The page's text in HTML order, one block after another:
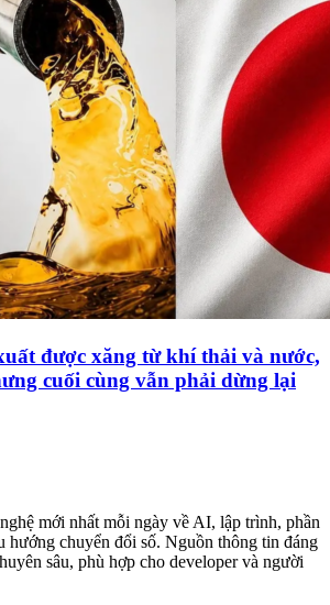
được xăng từ khí thải và nước,
cuối cùng vẫn phải dừng lại
mới nhất mỗi ngày về AI, lập trình, phần
hướng chuyển đổi số. Nguồn thông tin đáng
sâu, phù hợp cho developer và người